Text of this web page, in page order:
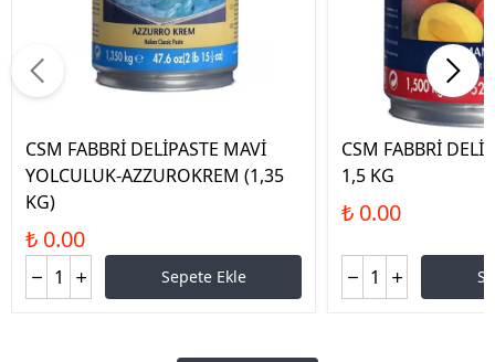
CSM FABBRİ DELİPASTE MAVİ
YOLCULUK-AZZUROKREM (1,35
KG)
₺ 0.00
Sepete Ekle
CSM FABBRİ
1,5 KG
₺ 0.00